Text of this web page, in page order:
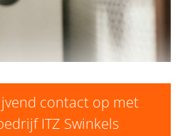
contact op met
ITZ Swinkels